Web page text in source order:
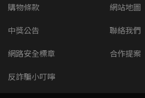
購物條款
中獎公告
網路安全標章
反詐騙小叮嚀
網站地圖
聯絡我們
合作提案